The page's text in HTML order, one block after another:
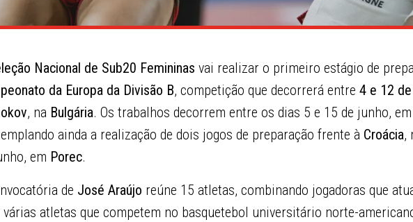
Nacional de Sub20 Femininas vai realizar o primeiro estágio de
da Europa da Divisão B, competição que decorrerá entre 4 e 12
, na Bulgária. Os trabalhos decorrem entre os dias 5 e 15 de junho,
ainda a realização de dois jogos de preparação frente à Croácia,
em Porec.
de José Araújo reúne 15 atletas, combinando jogadoras que
várias atletas que competem no basquetebol universitário norte-